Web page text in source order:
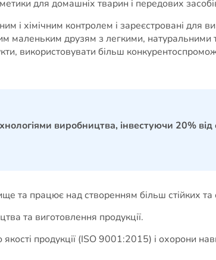
для домашніх тварин і передових
і хімічним контролем і зареєстровані для
друзям з легкими, натуральними
використовувати більш
виробництва, інвестуючи 20%
працює над створенням більш стійких та
та виготовлення продукції.
продукції (ISO 9001:2015) і охорони